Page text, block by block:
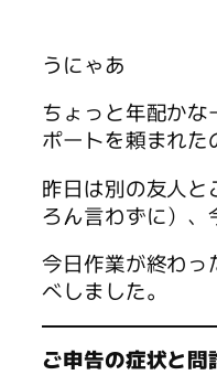
うにゃあ
ちょっと年配か
ポートを頼まれた
昨日は別の友人と
ろん言わずに）、
今日作業が終わっ
べしました。
ご申告の症状と問